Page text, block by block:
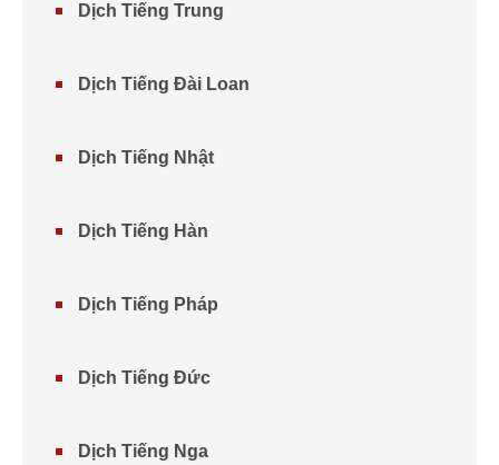
Dịch Tiếng Trung
Dịch Tiếng Đài Loan
Dịch Tiếng Nhật
Dịch Tiếng Hàn
Dịch Tiếng Pháp
Dịch Tiếng Đức
Dịch Tiếng Nga